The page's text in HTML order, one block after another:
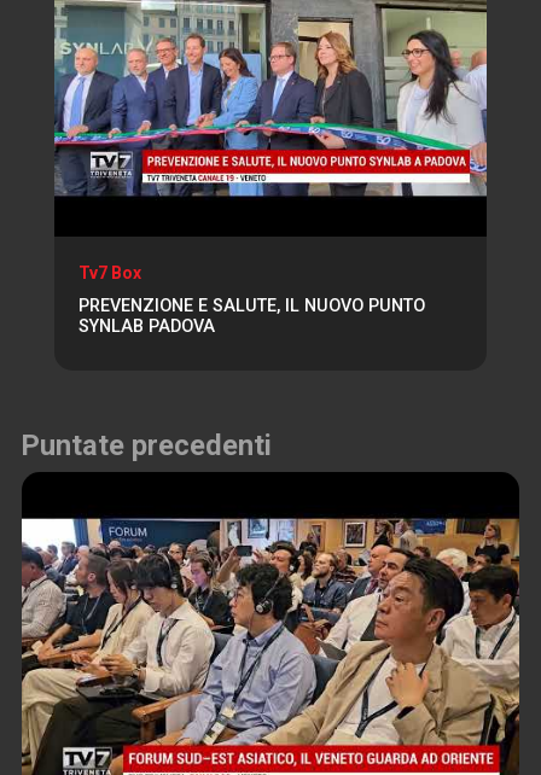
Tv7 Box
PREVENZIONE E SALUTE, IL NUOVO PUNTO
SYNLAB PADOVA
Puntate precedenti